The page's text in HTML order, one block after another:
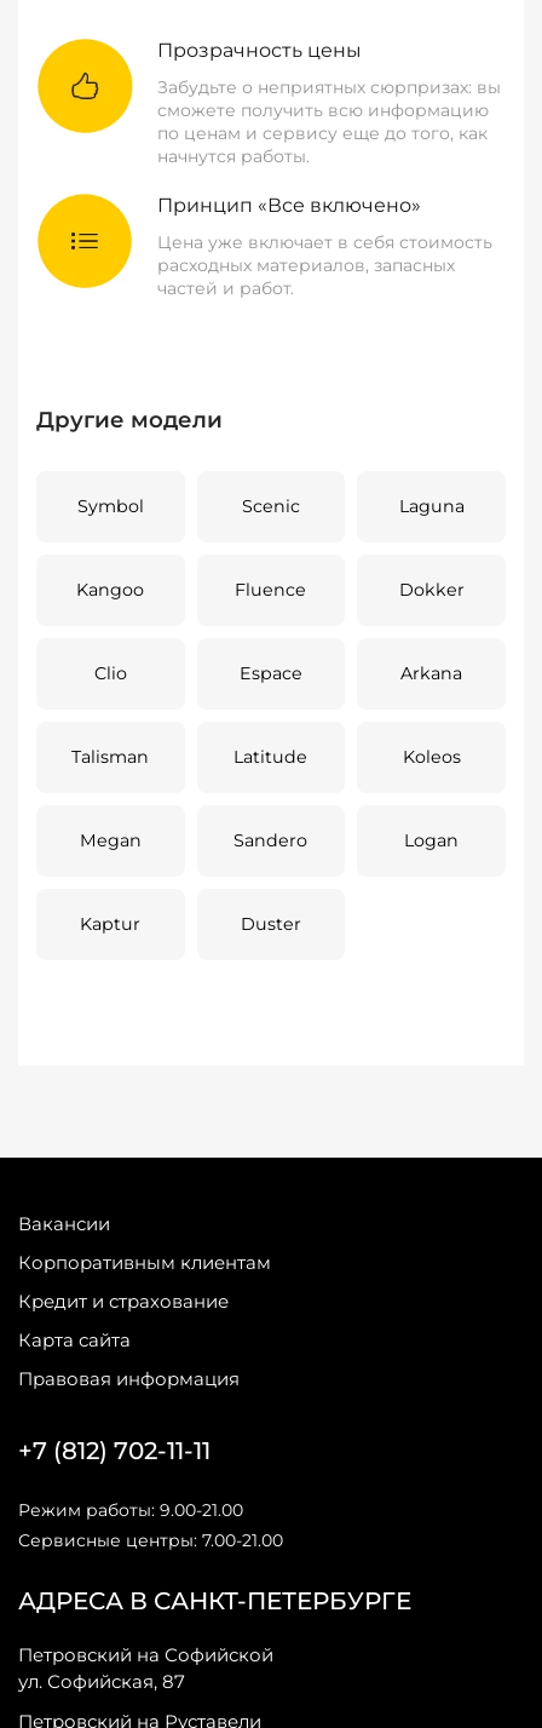
Прозрачность цены
Забудьте о неприятных сюрпризах: вы
сможете получить всю информацию
по ценам и сервису еще до того, как
начнутся работы.
Принцип «Все включено»
Цена уже включает в себя стоимость
расходных материалов, запасных
частей и работ.
Другие модели
Symbol Scenic Laguna
Kangoo Fluence Dokker
Clio Espace Arkana
Talisman Latitude Koleos
Megan Sandero Logan
Kaptur Duster
Вакансии
Корпоративным клиентам
Кредит и страхование
Карта сайта
Правовая информация
АДРЕСА В САНКТ-ПЕТЕРБУРГЕ
Петровский на Софийской
ул. Софийская, 87
Петровский на Руставели
+7 (812) 702-11-11
Режим работы: 9.00-21.00
Сервисные центры: 7.00-21.00